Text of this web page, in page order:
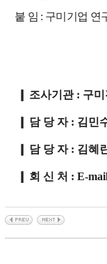
붙 임 : 구미기업 연
조사기관 : 구
담 당 자 : 김민
담 당 자 : 김혜
회 신 처 : E-